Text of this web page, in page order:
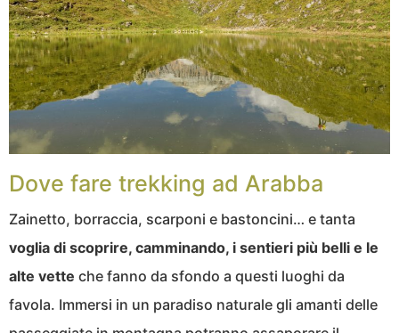
Dove fare trekking ad Arabba
Zainetto, borraccia, scarponi e bastoncini… e tanta
voglia di scoprire, camminando, i sentieri più belli e le
alte vette che fanno da sfondo a questi luoghi da
favola. Immersi in un paradiso naturale gli amanti delle